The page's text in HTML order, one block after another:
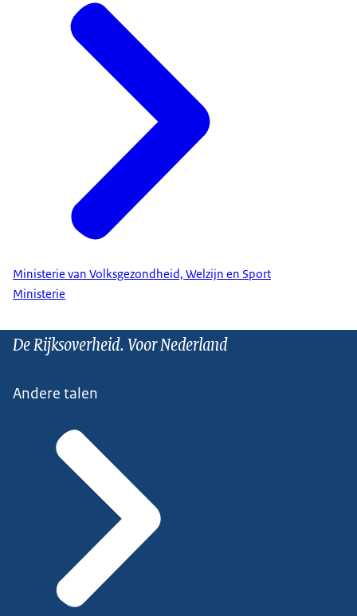
Ministerie van Volksgezondheid, Welzijn en Sport
Ministerie
De Rijksoverheid. Voor Nederland
Andere talen